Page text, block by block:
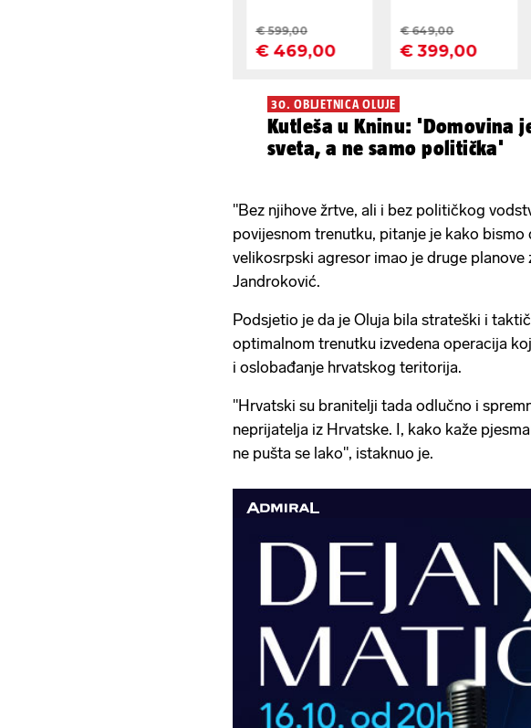
30. OBLJETNICA OLUJE
Kutleša u Kninu: 'Domovina
sveta, a ne samo politička'
"Bez njihove žrtve, ali i bez političkog
povijesnom trenutku, pitanje je kako bismo
velikosrpski agresor imao je druge planove
Jandroković.
Podsjetio je da je Oluja bila strateški i
optimalnom trenutku izvedena operacija
i oslobađanje hrvatskog teritorija.
"Hrvatski su branitelji tada odlučno i
neprijatelja iz Hrvatske. I, kako kaže
ne pušta se lako", istaknuo je.